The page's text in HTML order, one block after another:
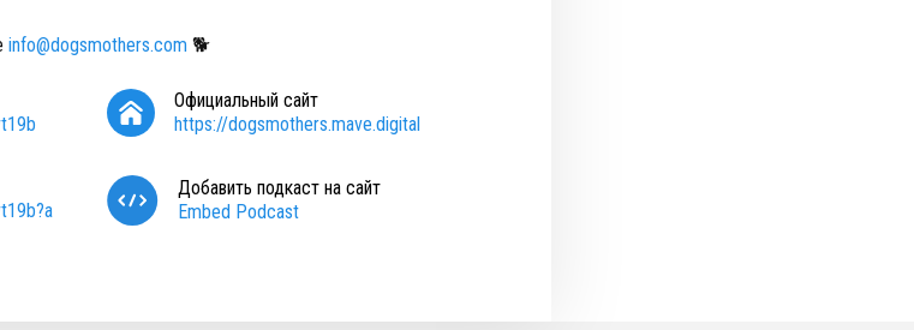
info@dogsmothers.com 🐕
Официальный сайт
https://dogsmothers.mave.digital
Добавить подкаст на сайт
Embed Podcast